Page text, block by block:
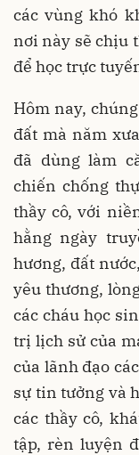
các vùng khó
nơi này sẽ chịu
để học trực
Hôm nay,
đất mà năm
đã dùng làm
chiến chống
thầy cô, với
hằng ngày
hương, đất
yêu thương,
các cháu học
trị lịch sử của
của lãnh đạo
sự tin tưởng và
các thầy cô,
tập, rèn luyện